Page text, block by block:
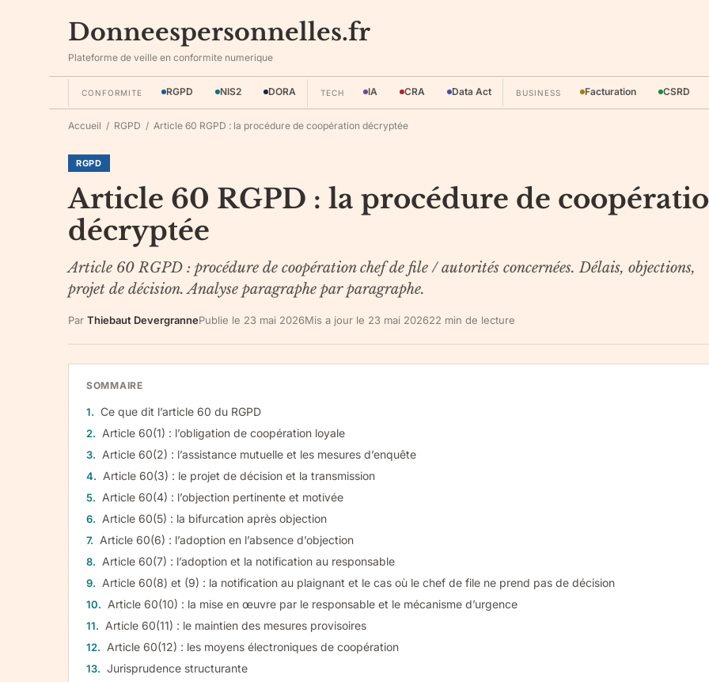
Donneespersonnelles.fr
Plateforme de veille en conformite numerique
CONFORMITE RGPD NIS2 DORA TECH IA CRA Data Act BUSINESS Facturation CSRD
Accueil / RGPD / Article 60 RGPD : la procédure de coopération décryptée
RGPD
Article 60 RGPD : la procédure de
décryptée
Article 60 RGPD : procédure de coopération chef de file / autorités concernées. Délais, objections,
projet de décision. Analyse paragraphe par paragraphe.
Par Thiebaut DevergrannePublie le 23 mai 2026Mis a jour le 23 mai 202622 min de lecture
SOMMAIRE
Ce que dit l’article 60 du RGPD
Article 60(1) : l’obligation de coopération loyale
Article 60(2) : l’assistance mutuelle et les mesures d’enquête
Article 60(3) : le projet de décision et la transmission
Article 60(4) : l’objection pertinente et motivée
Article 60(5) : la bifurcation après objection
Article 60(6) : l’adoption en l’absence d’objection
Article 60(7) : l’adoption et la notification au responsable
Article 60(8) et (9) : la notification au plaignant et le cas où le chef de file ne prend pas de décision
Article 60(10) : la mise en œuvre par le responsable et le mécanisme d’urgence
Article 60(11) : le maintien des mesures provisoires
Article 60(12) : les moyens électroniques de coopération
Jurisprudence structurante